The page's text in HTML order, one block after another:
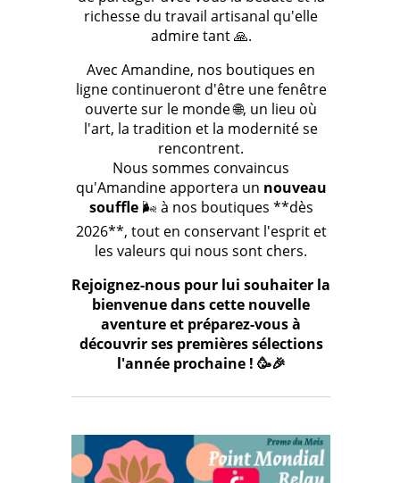
richesse du travail artisanal qu'elle
admire tant 🙏.
Avec Amandine, nos boutiques en
ligne continueront d'être une fenêtre
ouverte sur le monde 🌐, un lieu où
l'art, la tradition et la modernité se
rencontrent.
Nous sommes convaincus
qu'Amandine apportera un nouveau
souffle🌬️ à nos boutiques **dès
2026**, tout en conservant l'esprit et
les valeurs qui nous sont chers.
Rejoignez-nous pour lui souhaiter la
bienvenue dans cette nouvelle
aventure et préparez-vous à
découvrir ses premières sélections
l'année prochaine ! 🥳🎉